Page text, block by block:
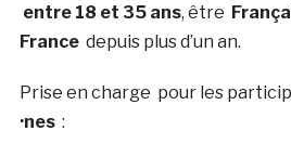
entre 18 et 35 ans, être
Francedepuis plus d’un an.
Prise en charge pour les
·nes: